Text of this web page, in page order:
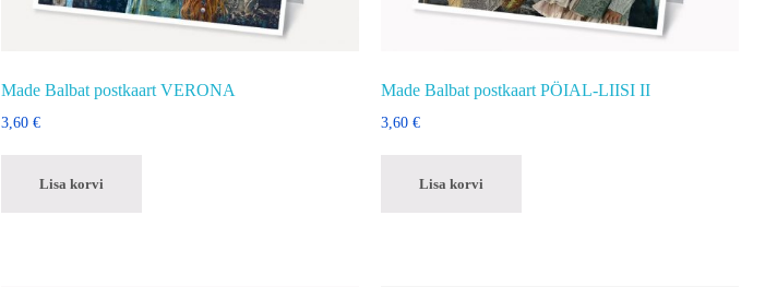
Made Balbat postkaart VERONA
3,60 €
Lisa korvi
Made Balbat postkaart PÖIAL-LIISI II
3,60€
Lisa korvi